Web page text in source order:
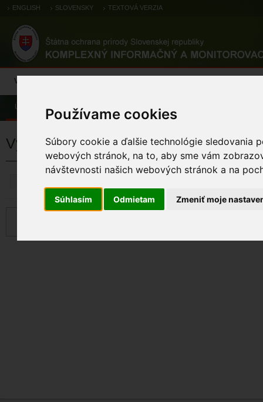
Používame cookies
Súbory cookie a ďalšie technológie sledovania
webových stránok, na to, aby sme vám
návštevnosti našich webových stránok a na
Súhlasím Odmietam Zmeniť moje
ENGLISH SLOVENSKY TEXTOVÁ VERZIA
Výsledky monitoringu
Úvod
Výsledky monitoringu